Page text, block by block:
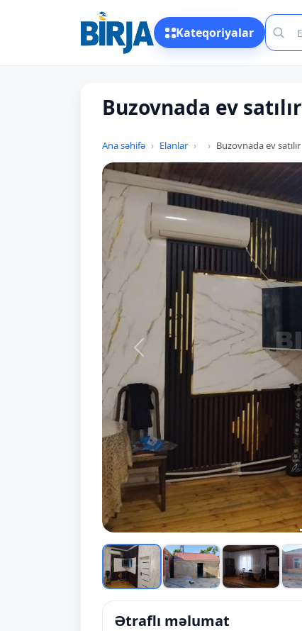
Kateqoriyalar
Buzovnada ev satılır
Ana səhifə Elanlar Buzovnada ev satılır
Prev
Ətraflı məlumat